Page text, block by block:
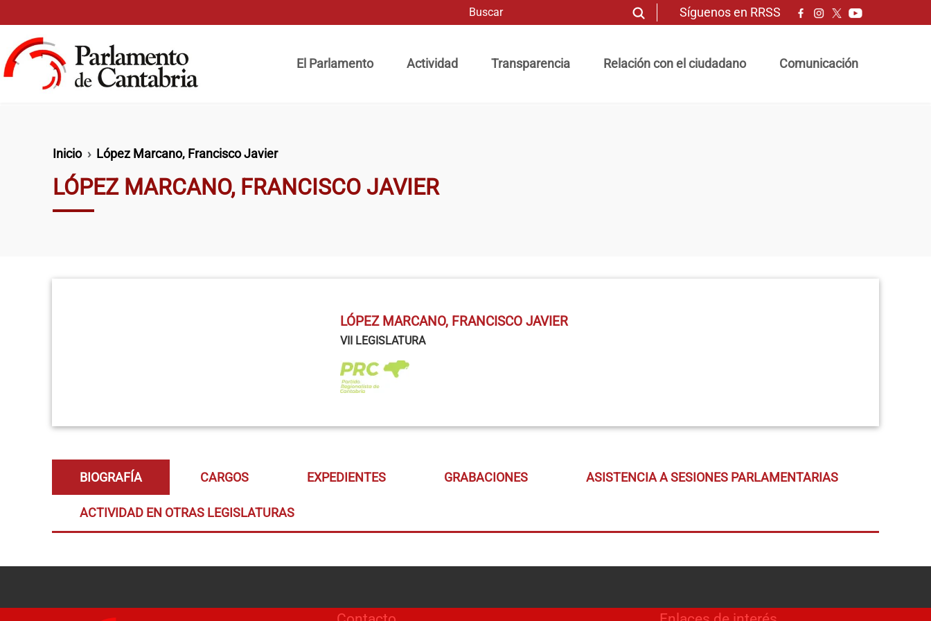
Síguenos en RRSS
El Parlamento
Actividad Transparencia Relación con el ciudadano Comunicación
Ruta de navegación
Inicio López Marcano, Francisco Javier
LÓPEZ MARCANO, FRANCISCO JAVIER
LÓPEZ MARCANO, FRANCISCO JAVIER
VII LEGISLATURA
BIOGRAFÍA CARGOS EXPEDIENTES GRABACIONES ASISTENCIA A SESIONES PARLAMENTARIAS
ACTIVIDAD EN OTRAS LEGISLATURAS